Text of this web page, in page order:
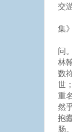
交
宁
集
水
问
林
数
世
重
然
抱
肠